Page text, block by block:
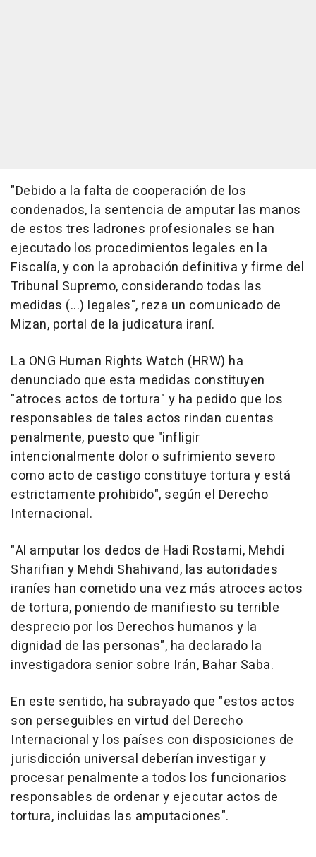
"Debido a la falta de cooperación de los
condenados, la sentencia de amputar las manos
de estos tres ladrones profesionales se han
ejecutado los procedimientos legales en la
Fiscalía, y con la aprobación definitiva y firme del
Tribunal Supremo, considerando todas las
medidas (...) legales", reza un comunicado de
Mizan, portal de la judicatura iraní.
La ONG Human Rights Watch (HRW) ha
denunciado que esta medidas constituyen
"atroces actos de tortura" y ha pedido que los
responsables de tales actos rindan cuentas
penalmente, puesto que "infligir
intencionalmente dolor o sufrimiento severo
como acto de castigo constituye tortura y está
estrictamente prohibido", según el Derecho
Internacional.
"Al amputar los dedos de Hadi Rostami, Mehdi
Sharifian y Mehdi Shahivand, las autoridades
iraníes han cometido una vez más atroces actos
de tortura, poniendo de manifiesto su terrible
desprecio por los Derechos humanos y la
dignidad de las personas", ha declarado la
investigadora senior sobre Irán, Bahar Saba.
En este sentido, ha subrayado que "estos actos
son perseguibles en virtud del Derecho
Internacional y los países con disposiciones de
jurisdicción universal deberían investigar y
procesar penalmente a todos los funcionarios
responsables de ordenar y ejecutar actos de
tortura, incluidas las amputaciones".